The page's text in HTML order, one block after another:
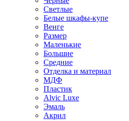
Светлые
Белые шкафы-купе
Венге
Размер
Маленькие
Большие
Средние
Отделка и материал
МДФ
Пластик
Alvic Luxe
Эмаль
Акрил